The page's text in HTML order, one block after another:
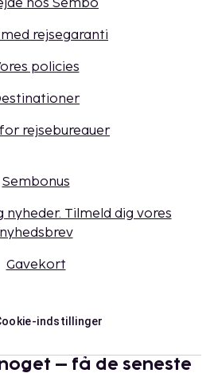
hos Sembo
rejsegaranti
policies
rejsebureauer
Sembonus
nyheder. Tilmeld dig vores
nyhedsbrev
Gavekort
indstillinger
– få de seneste